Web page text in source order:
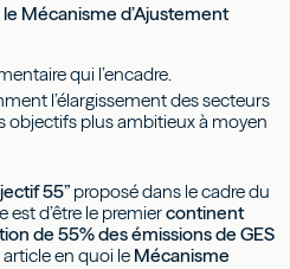
le Mécanisme d’Ajustement
qui l’encadre.
l’élargissement des secteurs
objectifs plus ambitieux à moyen
55” proposé dans le cadre du
est d’être le premiercontinent
de 55% des émissions de GES
en quoi le Mécanisme